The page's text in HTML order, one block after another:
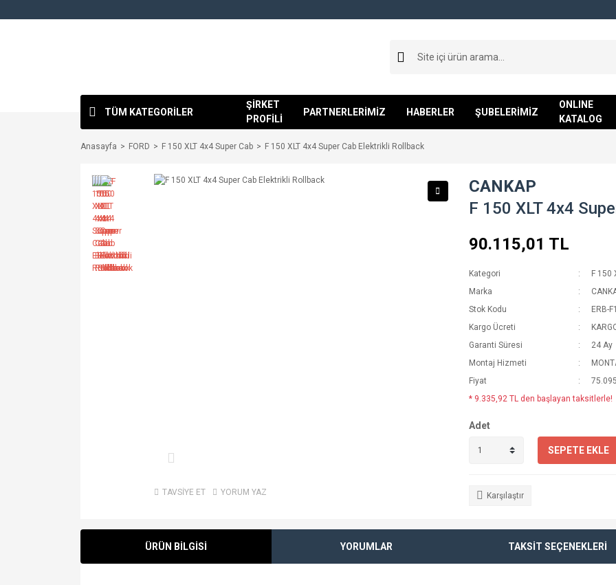
TÜM KATEGORİLER
ŞİRKET
PROFİLİ
PARTNERLERİMİZ HABERLER ŞUBELERİMİZ
ONLINE
KATALOG
Anasayfa FORD F 150 XLT 4x4 Super Cab F 150 XLT 4x4 Super Cab Elektrikli Rollback
TAVSİYE ET YORUM YAZ
CANKAP
F 150 XLT 4x4
90.115,01 TL
Kategori
F 150
Marka
Stok Kodu
ERB-
Kargo Ücreti
Garanti Süresi
24 Ay
Montaj Hizmeti
Fiyat
* 9.335,92 TL den başlayan taksitlerle!
Adet
SEPETE EKLE
Karşılaştır
ÜRÜN BİLGİSİ YORUMLAR TAKSİT SEÇENEKLERİ